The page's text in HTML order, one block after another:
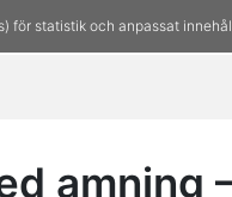
för statistik och anpassat
amning